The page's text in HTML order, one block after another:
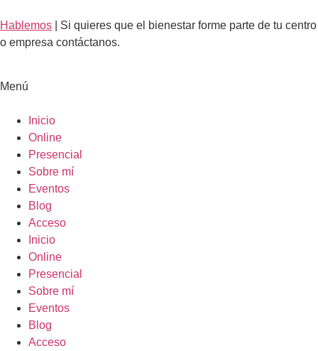
Hablemos | Si quieres que el bienestar forme parte de tu centro
o empresa contáctanos.
Menú
Inicio
Online
Presencial
Sobre mí
Eventos
Blog
Acceso
Inicio
Online
Presencial
Sobre mí
Eventos
Blog
Acceso